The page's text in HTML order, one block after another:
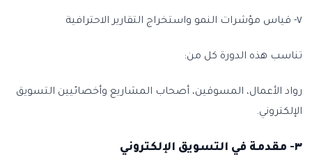
٧- قياس مؤشرات النمو واستخراج التقارير الاحترافية
تناسب هذه الدورة كل من:
رواد الأعمال، المسوقين، أصحاب المشاريع وأخصائيين التسويق
الإلكتروني.
٣- مقدمة في التسويق الإلكتروني